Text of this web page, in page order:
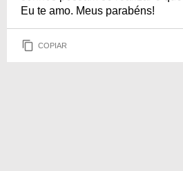
Eu te amo. Meus parabéns!
COPIAR